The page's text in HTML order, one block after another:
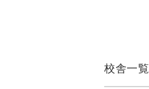
校舎一覧